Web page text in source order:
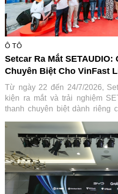
Ô TÔ
Setcar Ra Mắt SETAUDIO:
Chuyên Biệt Cho VinFast
Từ ngày 22 đến 24/7/2026,
kiện ra mắt và trải nghiệm
thanh chuyên biệt dành riêng
cũ đổi mới" tiết kiệm tới 7,2 triệu